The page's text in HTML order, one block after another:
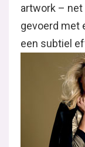
artwork – net
gevoerd met
een subtiel